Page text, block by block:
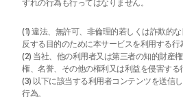
ずれの行為も行ってはなりません。
(1) 違法、無許可、非倫理的若しくは詐欺的
反する目的のために本サービスを利用する行
(2) 当社、他の利用者又は第三者の知的財産
権、名誉、その他の権利又は利益を侵害する
(3) 以下に該当する利用者コンテンツを送信
行為。